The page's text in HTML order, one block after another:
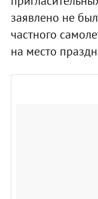
заявлено не
частного
на место